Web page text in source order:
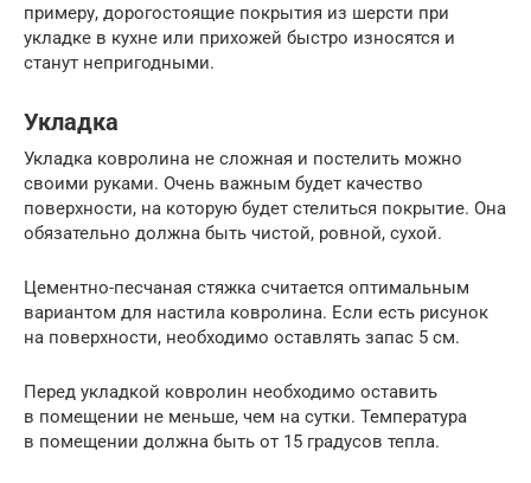
примеру, дорогостоящие покрытия из шерсти при
укладке в кухне или прихожей быстро износятся и
станут непригодными.
Укладка
Укладка ковролина не сложная и постелить можно
своими руками. Очень важным будет качество
поверхности, на которую будет стелиться покрытие. Она
обязательно должна быть чистой, ровной, сухой.
Цементно-песчаная стяжка считается оптимальным
вариантом для настила ковролина. Если есть рисунок
на поверхности, необходимо оставлять запас 5 см.
Перед укладкой ковролин необходимо оставить
в помещении не меньше, чем на сутки. Температура
в помещении должна быть от 15 градусов тепла.